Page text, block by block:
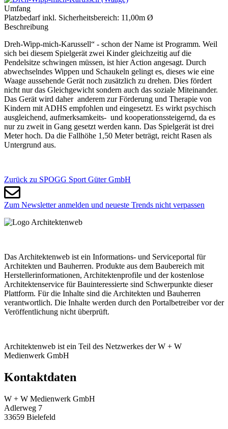
Umfang
Platzbedarf inkl. Sicherheitsbereich: 11,00m Ø
Beschreibung
Dreh-Wipp-mich-Karussell“ - schon der Name ist Programm. Weil
sich bei diesem Spielgerät zwei Kinder gleichzeitig auf die
Pendelsitze schwingen müssen, ist hier Action angesagt. Durch
abwechselndes Wippen und Schaukeln gelingt es, dieses wie eine
Waage aussehende Gerät noch zusätzlich zu drehen. Dies fördert
nicht nur das Gleichgewicht sondern auch das soziale Miteinander.
Das Gerät wird daher anderem zur Förderung und Therapie von
Kindern mit ADHS empfohlen und eingesetzt. Es wirkt psychisch
ausgleichend, aufmerksamkeits- und kooperationssteigernd, da es
nur zu zweit in Gang gesetzt werden kann. Das Spielgerät ist drei
Meter hoch. Da die Fallhöhe 1,50 Meter beträgt, reicht Rasen als
Untergrund aus.
Zurück zu SPOGG Sport Güter GmbH
Zum Newsletter anmelden und neueste Trends nicht verpassen
Das Architektenweb ist ein Informations- und Serviceportal für
Architekten und Bauherren. Produkte aus dem Baubereich mit
Herstellerinformationen, Architektenprofile und der kostenlose
Architektenservice für Bauinteressierte sind Schwerpunkte dieser
Plattform. Für die Inhalte sind die Architekten und Bauherren
verantwortlich. Die Inhalte werden durch den Portalbetreiber vor der
Veröffentlichung nicht überprüft.
Architektenweb ist ein Teil des Netzwerkes der W + W
Medienwerk GmbH
Kontaktdaten
W + W Medienwerk GmbH
Adlerweg 7
33659 Bielefeld